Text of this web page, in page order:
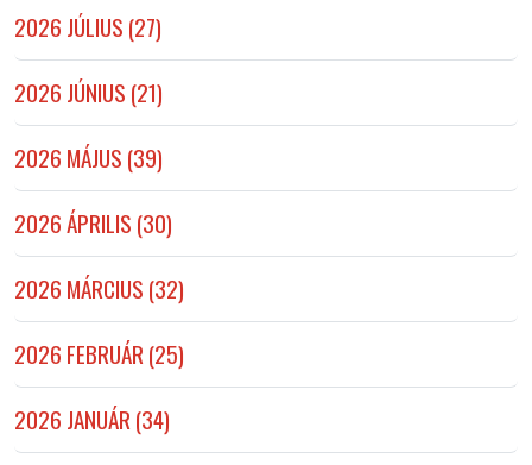
2026 JÚLIUS (27)
2026 JÚNIUS (21)
2026 MÁJUS (39)
2026 ÁPRILIS (30)
2026 MÁRCIUS (32)
2026 FEBRUÁR (25)
2026 JANUÁR (34)